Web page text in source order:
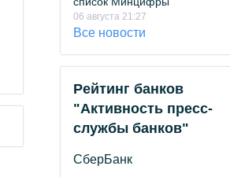
06 августа 21:27
Все новости
Рейтинг банков
"Активность пресс-
службы банков"
СберБанк